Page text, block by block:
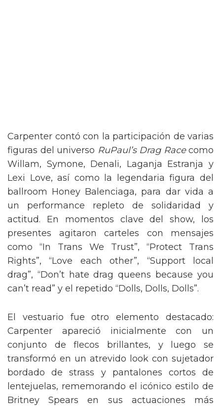
Carpenter contó con la participación de varias
figuras del universo RuPaul’s Drag Racecomo
Willam, Symone, Denali, Laganja Estranja y
Lexi Love, así como la legendaria figura del
ballroom Honey Balenciaga, para dar vida a
un performance repleto de solidaridad y
actitud. En momentos clave del show, los
presentes agitaron carteles con mensajes
como “In Trans We Trust”, “Protect Trans
Rights”, “Love each other”, “Support local
drag”, “Don’t hate drag queens because you
can’t read” y el repetido “Dolls, Dolls, Dolls”.
El vestuario fue otro elemento destacado:
Carpenter apareció inicialmente con un
conjunto de flecos brillantes, y luego se
transformó en un atrevido look con sujetador
bordado de strass y pantalones cortos de
lentejuelas, rememorando el icónico estilo de
Britney Spears en sus actuaciones más